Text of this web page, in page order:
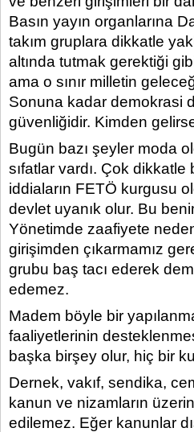
Basın yayın organlarına
takım gruplara dikkatle
altında tutmak gerektiği
ama o sınır milletin
Sonuna kadar demokrasi
güvenliğidir. Kimden
Bugün bazı şeyler moda
sıfatlar vardı. Çok
iddiaların FETÖ kurgusu
devlet uyanık olur. Bu
Yönetimde zaafiyete
girişimden çıkarmamız
grubu baş tacı ederek
edemez.
Madem böyle bir
faaliyetlerinin
başka birşey olur, hiç bir
Dernek, vakıf, sendika,
kanun ve nizamların
edilemez. Eğer kanunlar